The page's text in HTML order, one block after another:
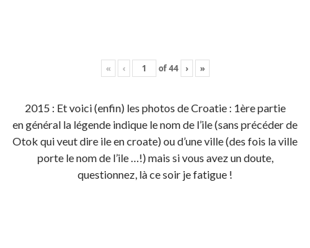
« ‹ of44 › »
2015 : Et voici (enfin) les photos de Croatie : 1ère partie
en général la légende indique le nom de l’ile (sans précéder de
Otok qui veut dire ile en croate) ou d’une ville (des fois la ville
porte le nom de l’ile …!) mais si vous avez un doute,
questionnez, là ce soir je fatigue !